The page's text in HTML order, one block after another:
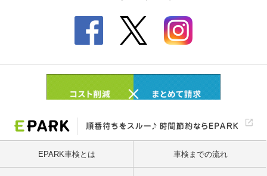
EPARK車検とは 車検までの流れ